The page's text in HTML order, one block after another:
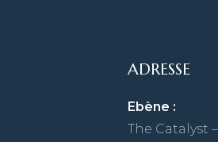
ADRESSE
Ebène :
The Catalyst